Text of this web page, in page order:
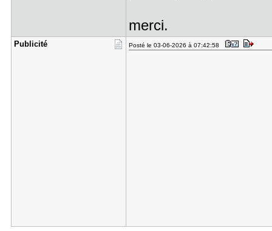
merci.
Publicité Posté le 03-06-2026 à 07:42:58